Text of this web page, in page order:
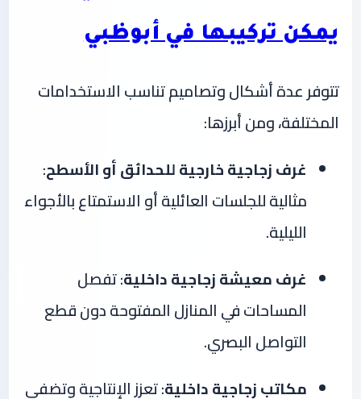
يمكن تركيبها في أبوظبي
تتوفر عدة أشكال وتصاميم تناسب الاستخدامات
المختلفة، ومن أبرزها:
غرف زجاجية خارجية للحدائق أو الأسطح:
مثالية للجلسات العائلية أو الاستمتاع بالأجواء
الليلية.
غرف معيشة زجاجية داخلية: تفصل
المساحات في المنازل المفتوحة دون قطع
التواصل البصري.
مكاتب زجاجية داخلية: تعزز الإنتاجية وتضفي